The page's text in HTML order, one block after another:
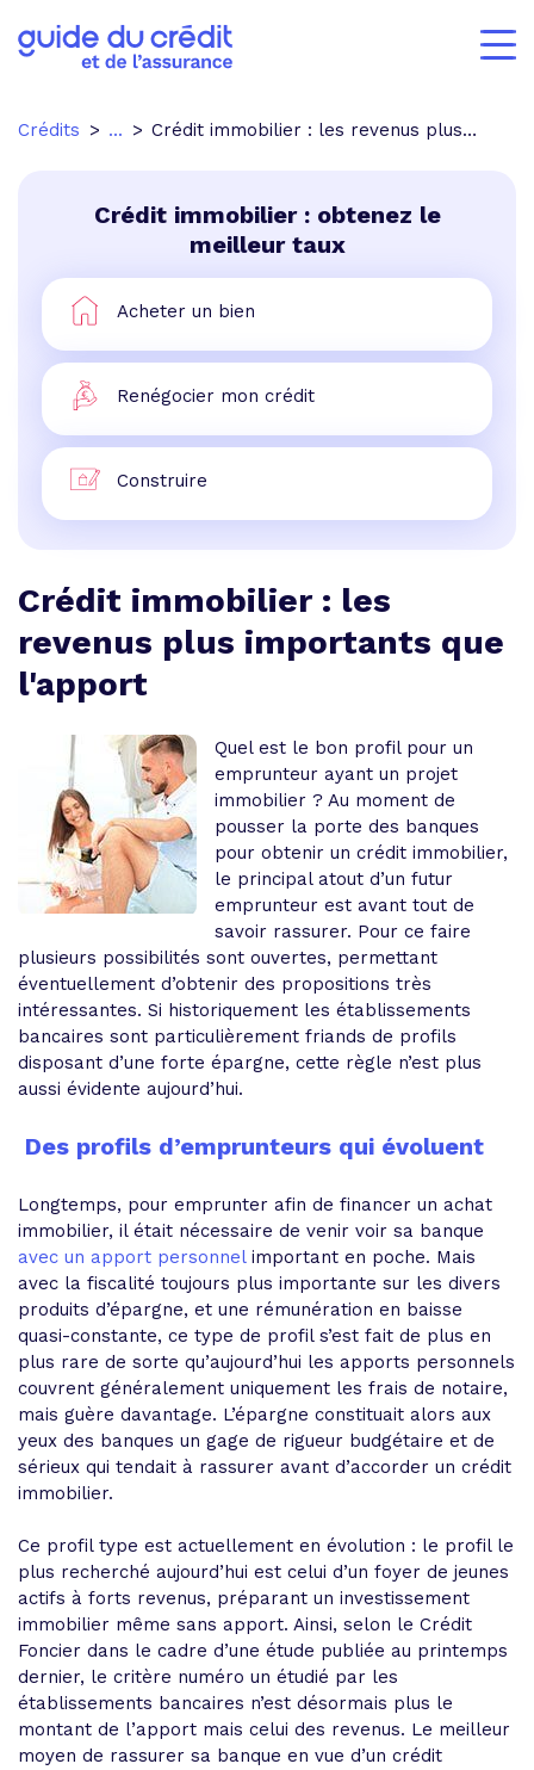
Crédits ... Crédit immobilier : les revenus plus importants que l'apport
Crédit immobilier : obtenez le
meilleur taux
Acheter un bien
Renégocier mon crédit
Construire
Crédit immobilier : les
revenus plus importants que
l'apport
Quel est le bon profil pour un
emprunteur ayant un projet
immobilier ? Au moment de
pousser la porte des banques
pour obtenir un crédit immobilier,
le principal atout d’un futur
emprunteur est avant tout de
savoir rassurer. Pour ce faire
plusieurs possibilités sont ouvertes, permettant
éventuellement d’obtenir des propositions très
intéressantes. Si historiquement les établissements
bancaires sont particulièrement friands de profils
disposant d’une forte épargne, cette règle n’est plus
aussi évidente aujourd’hui.
Des profils d’emprunteurs qui évoluent
Longtemps, pour emprunter afin de financer un achat
immobilier, il était nécessaire de venir voir sa banque
avec un apport personnelimportant en poche. Mais
avec la fiscalité toujours plus importante sur les divers
produits d’épargne, et une rémunération en baisse
quasi-constante, ce type de profil s’est fait de plus en
plus rare de sorte qu’aujourd’hui les apports personnels
couvrent généralement uniquement les frais de notaire,
mais guère davantage. L’épargne constituait alors aux
yeux des banques un gage de rigueur budgétaire et de
sérieux qui tendait à rassurer avant d’accorder un crédit
immobilier.
Ce profil type est actuellement en évolution : le profil le
plus recherché aujourd’hui est celui d’un foyer de jeunes
actifs à forts revenus, préparant un investissement
immobilier même sans apport. Ainsi, selon le Crédit
Foncier dans le cadre d’une étude publiée au printemps
dernier, le critère numéro un étudié par les
établissements bancaires n’est désormais plus le
montant de l’apport mais celui des revenus. Le meilleur
moyen de rassurer sa banque en vue d’un crédit